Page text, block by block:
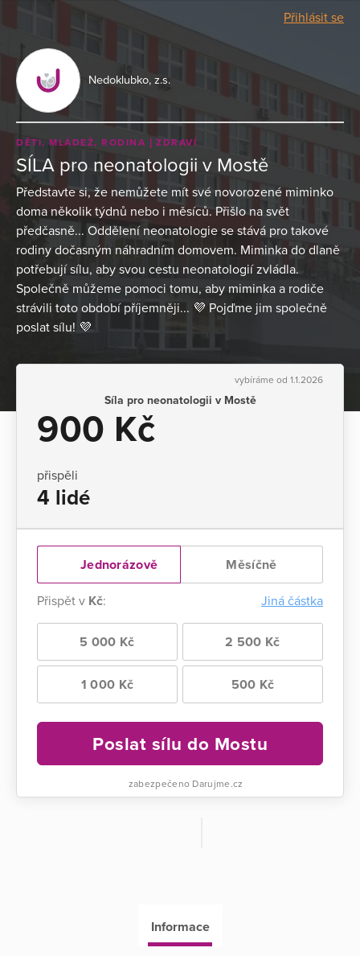
Přihlásit se
Nedoklubko, z.s.
DĚTI, MLÁDEŽ, RODINA ZDRAVÍ
SÍLA pro neonatologii v Mostě
Představte si, že nemůžete mít své novorozené miminko
doma několik týdnů nebo i měsíců. Přišlo na svět
předčasně... Oddělení neonatologie se stává pro takové
rodiny dočasným náhradním domovem. Miminka do dlaně
potřebují sílu, aby svou cestu neonatologií zvládla.
Společně můžeme pomoci tomu, aby miminka a rodiče
strávili toto období příjemněji... 💜 Pojďme jim společně
poslat sílu! 💜
vybíráme od 1.1.2026
Síla pro neonatologii v Mostě
900 Kč
přispěli
4 lidé
Jednorázově Měsíčně
Přispět v Kč: Jiná částka
5 000 Kč 2 500 Kč
1 000 Kč 500 Kč
Poslat sílu do Mostu
zabezpečeno Darujme.cz
Informace